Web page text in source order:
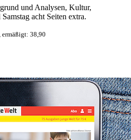
und Analysen, Kultur,
acht Seiten extra.
38,90